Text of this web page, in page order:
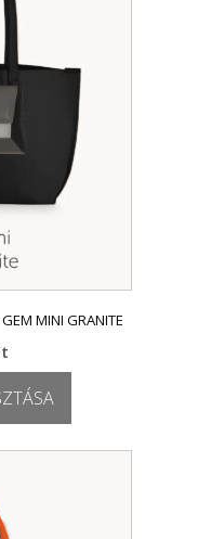
MINI GRANITE